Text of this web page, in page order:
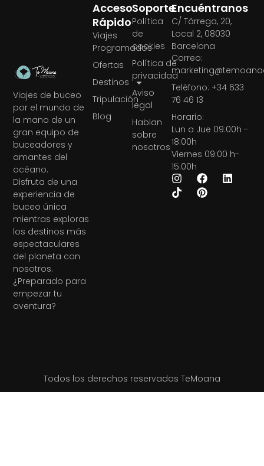
Viajes de buceo
por el mundo de
la mano de un
gran equipo de
buceadores y
amantes del
océano.
Disfruta de una
experiencia de
buceo única
mientras exploras
los destinos más
espectaculares
del planeta con
nosotros.
¿Preparado para
empezar tu
aventura?
Soporte
Política
de
cookies
Política de
privacidad
Aviso
legal
Hablan
sobre
nosotros
Acceso
Rápido
Viajes
Programados
Ofertas
Destinos
Tripulación
Blog
Encuéntranos
C/ Tàrrega, 20,
Local 2, 08030
Barcelona
Correo:
Teléfono: +34 633
76 46 13
Horario:
Lun a Jue 09:00h -
18:00h
Viernes 09:00 h-
15:00h
Todos los derechos reservados TeMoana